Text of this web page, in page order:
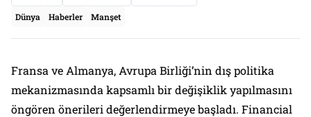
Dünya Haberler Manşet
Fransa ve Almanya, Avrupa Birliği’nin dış politika
mekanizmasında kapsamlı bir değişiklik yapılmasını
öngören önerileri değerlendirmeye başladı. Financial